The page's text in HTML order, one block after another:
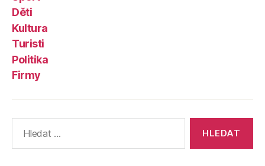
Děti
Kultura
Turisti
Politika
Firmy
vyhledávání: